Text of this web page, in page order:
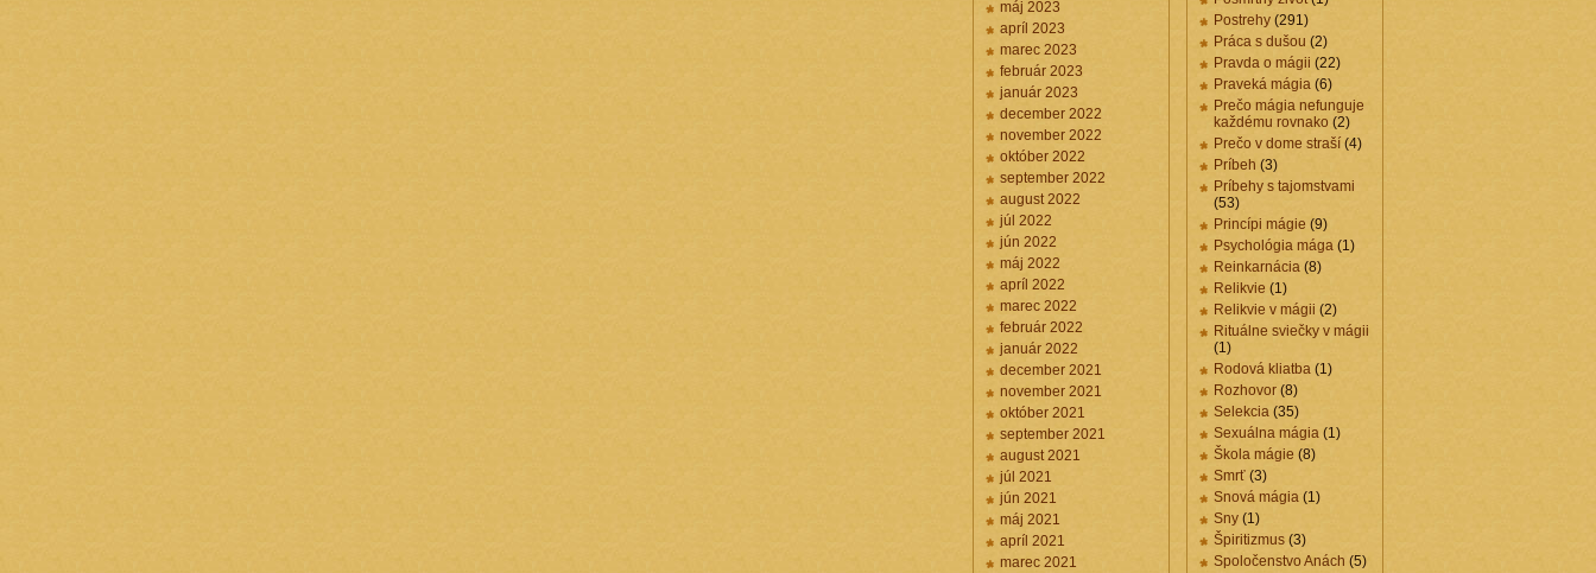
máj 2023
apríl 2023
marec 2023
február 2023
január 2023
december 2022
november 2022
október 2022
september 2022
august 2022
júl 2022
jún 2022
máj 2022
apríl 2022
marec 2022
február 2022
január 2022
december 2021
november 2021
október 2021
september 2021
august 2021
júl 2021
jún 2021
máj 2021
apríl 2021
marec 2021
Postrehy (291)
Práca s dušou (2)
Pravda o mágii (22)
Praveká mágia (6)
Prečo mágia nefunguje
každému rovnako (2)
Prečo v dome straší (4)
Príbeh (3)
Príbehy s tajomstvami
(53)
Princípi mágie (9)
Psychológia mága (1)
Reinkarnácia (8)
Relikvie (1)
Relikvie v mágii (2)
Rituálne sviečky v mágii
(1)
Rodová kliatba (1)
Rozhovor (8)
Selekcia (35)
Sexuálna mágia (1)
Škola mágie (8)
Smrť (3)
Snová mágia (1)
Sny (1)
Špiritizmus (3)
Spoločenstvo Anách (5)